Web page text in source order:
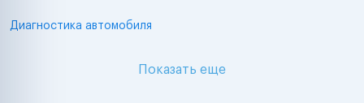
Диагностика автомобиля
Показать еще